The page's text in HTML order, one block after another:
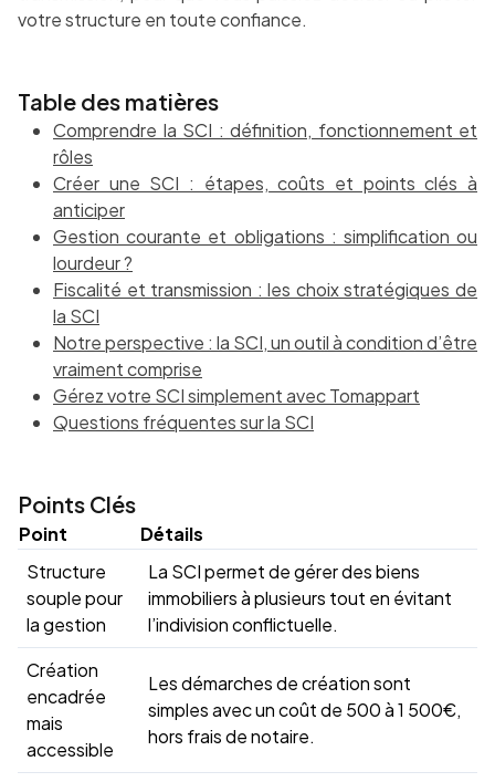
votre structure en toute confiance.
Table des matières
Comprendre la SCI : définition, fonctionnement et
rôles
Créer une SCI : étapes, coûts et points clés à
anticiper
Gestion courante et obligations : simplification ou
lourdeur ?
Fiscalité et transmission : les choix stratégiques de
la SCI
Notre perspective : la SCI, un outil à condition d’être
vraiment comprise
Gérez votre SCI simplement avec Tomappart
Questions fréquentes sur la SCI
Points Clés
Point
Détails
Structure
souple pour
la gestion
La SCI permet de gérer des biens
immobiliers à plusieurs tout en évitant
l’indivision conflictuelle.
Création
encadrée
mais
accessible
Les démarches de création sont
simples avec un coût de 500 à 1 500€,
hors frais de notaire.